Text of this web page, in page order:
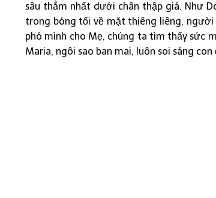
sâu thẳm nhất dưới chân thập giá. Như
trong bóng tối về mặt thiêng liêng, người
phó mình cho Mẹ, chúng ta tìm thấy sức
Maria, ngôi sao ban mai, luôn soi sáng